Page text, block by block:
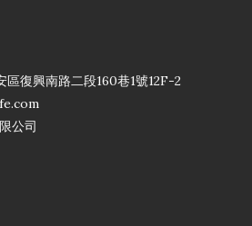
區復興南路二段160巷1號12F-2
公司